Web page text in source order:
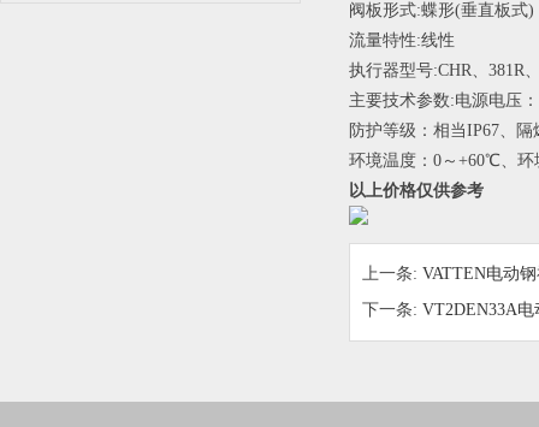
阀板形式:蝶形(垂直板式)
流量特性:线性
执行器型号:CHR、381R
主要技术参数:电源电压
防护等级：相当IP67、
环境温度：0～+60℃、环
以上价格仅供参考
上一条: VATTEN电动
下一条: VT2DEN33A